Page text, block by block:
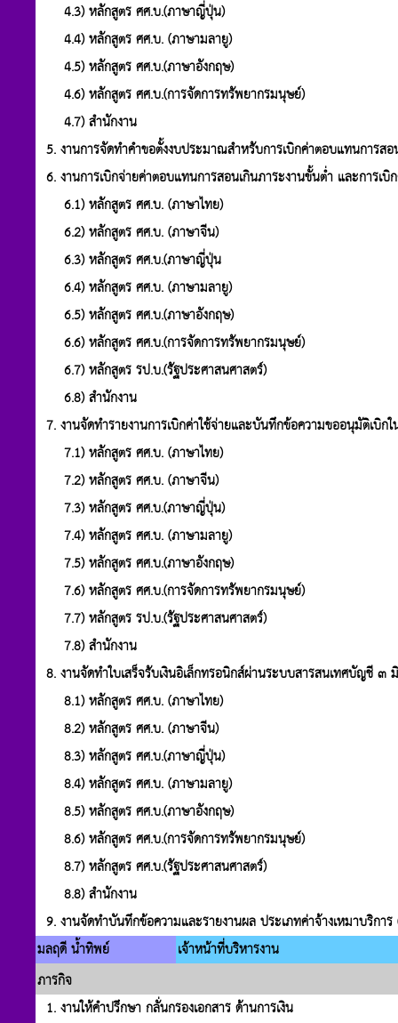
4.3) หลักสูตร ศศ.บ.(ภาษาญี่ปุ่น)
4.4) หลักสูตร ศศ.บ. (ภาษามลายู)
4.5) หลักสูตร ศศ.บ.(ภาษาอังกฤษ)
4.6) หลักสูตร ศศ.บ.(การจัดการทรัพยากรมนุษย์)
4.7) สำนักงาน
5. งานการจัดทำคำขอตั้งงบประมาณสำหรับการเบิกค่าตอบแทนการส
6. งานการเบิกจ่ายค่าตอบแทนการสอนเกินภาระงานขั้นต่ำ และการ
6.1) หลักสูตร ศศ.บ. (ภาษาไทย)
6.2) หลักสูตร ศศ.บ. (ภาษาจีน)
6.3) หลักสูตร ศศ.บ.(ภาษาญี่ปุ่น
6.4) หลักสูตร ศศ.บ. (ภาษามลายู)
6.5) หลักสูตร ศศ.บ.(ภาษาอังกฤษ)
6.6) หลักสูตร ศศ.บ.(การจัดการทรัพยากรมนุษย์)
6.7) หลักสูตร รป.บ.(รัฐประศาสนศาสตร์)
6.8) สำนักงาน
7. งานจัดทำรายงานการเบิกค่าใช้จ่ายและบันทึกข้อความขออนุมัติเบิก
7.1) หลักสูตร ศศ.บ. (ภาษาไทย)
7.2) หลักสูตร ศศ.บ. (ภาษาจีน)
7.3) หลักสูตร ศศ.บ.(ภาษาญี่ปุ่น)
7.4) หลักสูตร ศศ.บ. (ภาษามลายู)
7.5) หลักสูตร ศศ.บ.(ภาษาอังกฤษ)
7.6) หลักสูตร ศศ.บ.(การจัดการทรัพยากรมนุษย์)
7.7) หลักสูตร รป.บ.(รัฐประศาสนศาสตร์)
7.8) สำนักงาน
8. งานจัดทำใบเสร็จรับเงินอิเล็กทรอนิกส์ผ่านระบบสารสนเทศบัญชี ๓
8.1) หลักสูตร ศศ.บ. (ภาษาไทย)
8.2) หลักสูตร ศศ.บ. (ภาษาจีน)
8.3) หลักสูตร ศศ.บ.(ภาษาญี่ปุ่น)
8.4) หลักสูตร ศศ.บ. (ภาษามลายู)
8.5) หลักสูตร ศศ.บ.(ภาษาอังกฤษ)
8.6) หลักสูตร ศศ.บ.(การจัดการทรัพยากรมนุษย์)
8.7) หลักสูตร ศศ.บ.(รัฐประศาสนศาสตร์)
8.8) สำนักงาน
9. งานจัดทำบันทึกข้อความและรายงานผล ประเภทค่าจ้างเหมาบริก
มลฤดี น้ำทิพย์
เจ้าหน้าที่บริหารงาน
ภารกิจ
1. งานให้คำปรึกษา กลั่นกรองเอกสาร ด้านการเงิน